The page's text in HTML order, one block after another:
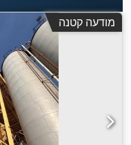
מודעה קטנה